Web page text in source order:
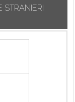
STRANIERI